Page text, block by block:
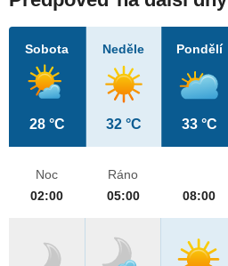
Sobota
28 °C
Neděle
32 °C
Pondělí
33 °C
Noc
02:00
Ráno
05:00
08:00